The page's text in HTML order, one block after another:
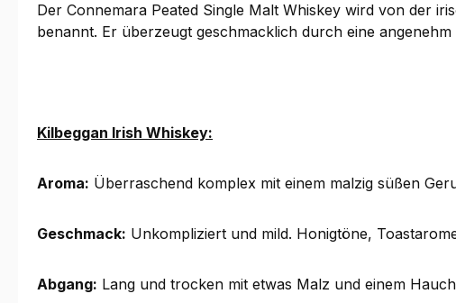
Der Connemara Peated Single Malt Whiskey wird von der
benannt. Er überzeugt geschmacklich durch eine
Kilbeggan Irish Whiskey:
Aroma: Überraschend komplex mit einem malzig süßen
Geschmack: Unkompliziert und mild. Honigtöne,
Abgang: Lang und trocken mit etwas Malz und einem